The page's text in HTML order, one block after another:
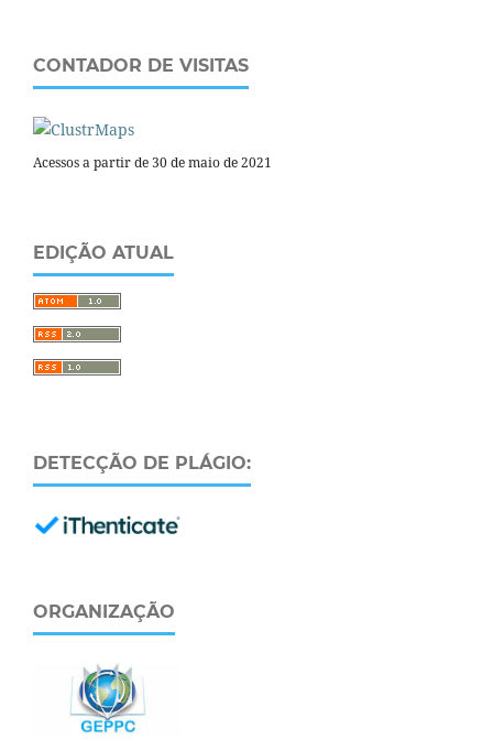
CONTADOR DE VISITAS
Acessos a partir de 30 de maio de 2021
EDIÇÃO ATUAL
DETECÇÃO DE PLÁGIO:
ORGANIZAÇÃO